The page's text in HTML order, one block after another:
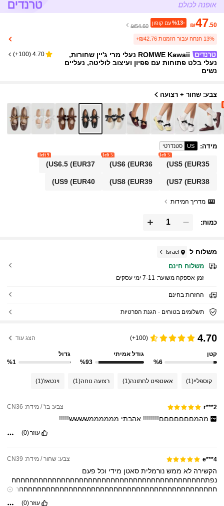
₪47.50
%13-עם קופון
₪54.60
13% הנחה עבור הזמנות ₪42.76+
ROMWE Kawaii נעלי מרי ג'יין שחורות,
נעלי בלט פתוחות עם פפיון ועיצוב לוליטה, נעליים
נשים
4.70
(
100+
)
צבע: שחור + רצועה
מידה:
US סטנדרטי
US5 (EUR35)
5 left
US6(EUR36)
5 left
US6.5 (EUR37)
9 left
US7 (EUR38)
US8(EUR39)
US9 (EUR40)
מדריך המידות
כמות:
משלוח ל Israel
משלוח חינם
זמן אספקה ​​משוער: 7-11 ימי עסקים
החזרות בחינם
תשלומים בטוחים · הגנת הפרטיות
4.70
(100+) הצג עוד
קטן
%6
גודל אמיתי
%93
גדול
%1
קוספליי(1) אאוטפיט לחתונה(1) רצועה נוחה(1) וינטאז'(1)
r***2 צבע: בז' / מידה: CN36
מהמםםםםםםם!!!!!!!! אהבתי ממממממשששש!!!!!
עוזר(0)
e***4 צבע: שחור / מידה: CN39
הקשירהלא ממשנורמליתסאטן מידי וכל פעם
נפתחחחחחחחחחחחחחחחחחחחחחחחחחחחחחחחחחחחחחחחחחחח
חחחחחחחחחחחחחחחחחחחחחחחחחחחחחחחחחחחחחחחחחחחחחח
חחחחחחחחחחחחחחחחחחחחחחחחחחחחחחחחחחחחחחחחחחחחחח
עוזר(0)